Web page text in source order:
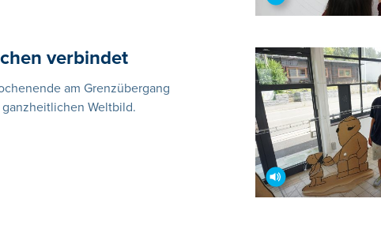
verbindet
am Grenzübergang
Weltbild.